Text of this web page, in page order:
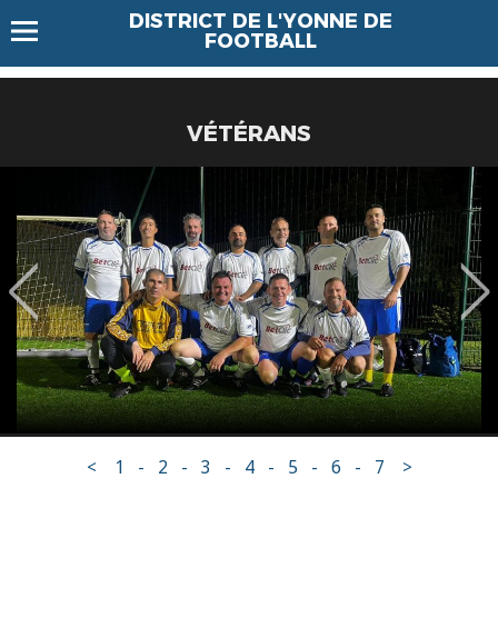
DISTRICT DE L'YONNE DE
FOOTBALL
VÉTÉRANS
< 1 - 2 - 3 - 4 - 5 - 6 - 7 >